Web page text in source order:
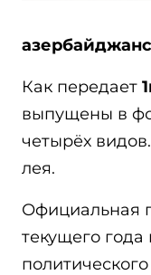
Как передает
выпущены в
четырёх
лея.
Официальная
текущего